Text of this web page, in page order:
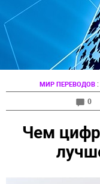
МИР ПЕРЕВОДОВ:
0
Чем